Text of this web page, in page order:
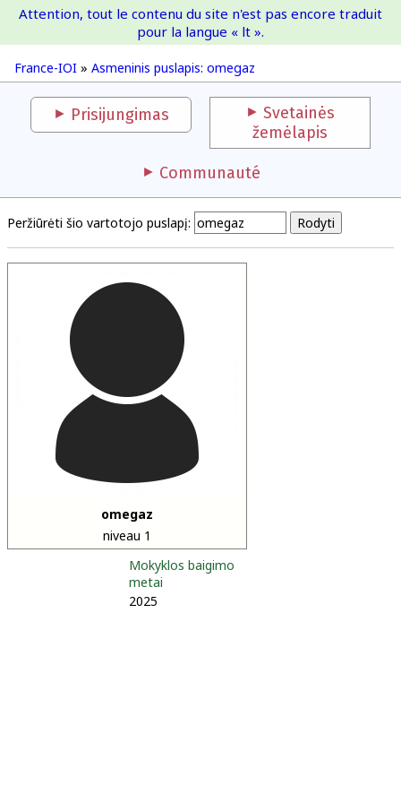
France-IOI
France-IOI » Asmeninis puslapis: omegaz
Attention, tout le contenu du site n'est pas encore traduit
pour la langue « lt ».
Prisijungimas
Svetainės
žemėlapis
Communauté
Peržiūrėti šio vartotojo puslapį:
omegaz
niveau 1
Mokyklos baigimo
metai
2025